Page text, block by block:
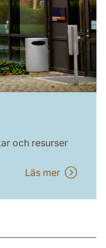
och resurser
Läs mer